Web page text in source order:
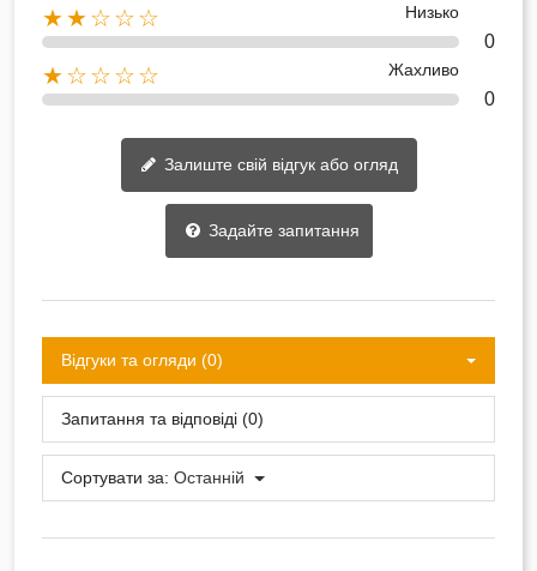
★★☆☆☆ Низько
0
★☆☆☆☆ Жахливо
0
Залиште свій відгук або огляд
Задайте запитання
Відгуки та огляди (0)
Запитання та відповіді (0)
Сортувати за: Останній